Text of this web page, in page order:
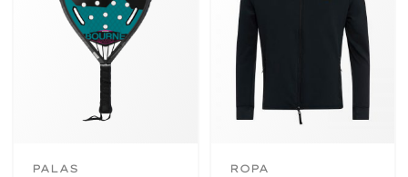
PALAS ROPA